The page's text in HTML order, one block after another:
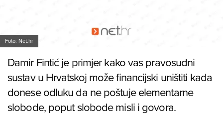
Foto: Net.hr
Damir Fintić je primjer kako vas pravosudni
sustav u Hrvatskoj može financijski uništiti kada
donese odluku da ne poštuje elementarne
slobode, poput slobode misli i govora.